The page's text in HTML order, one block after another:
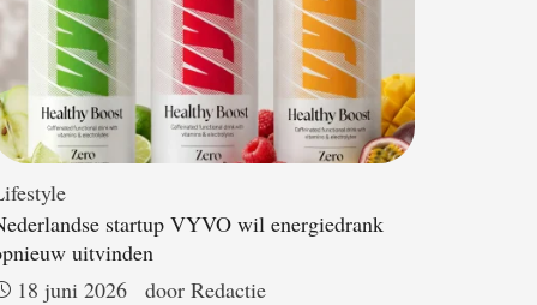
startup VYVO wil energiedrank
uitvinden
18 juni 2026
door Redactie